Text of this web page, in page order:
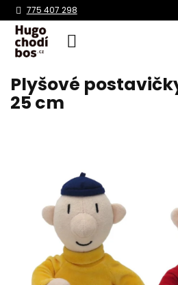
Přejít
obsah
775 407 298
Plyšové
25 cm